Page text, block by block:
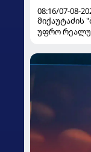
08:16/07-08-
მიქაუტაძის
უფრო